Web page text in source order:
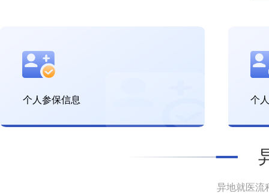
个人参保信息 个
异地就医流